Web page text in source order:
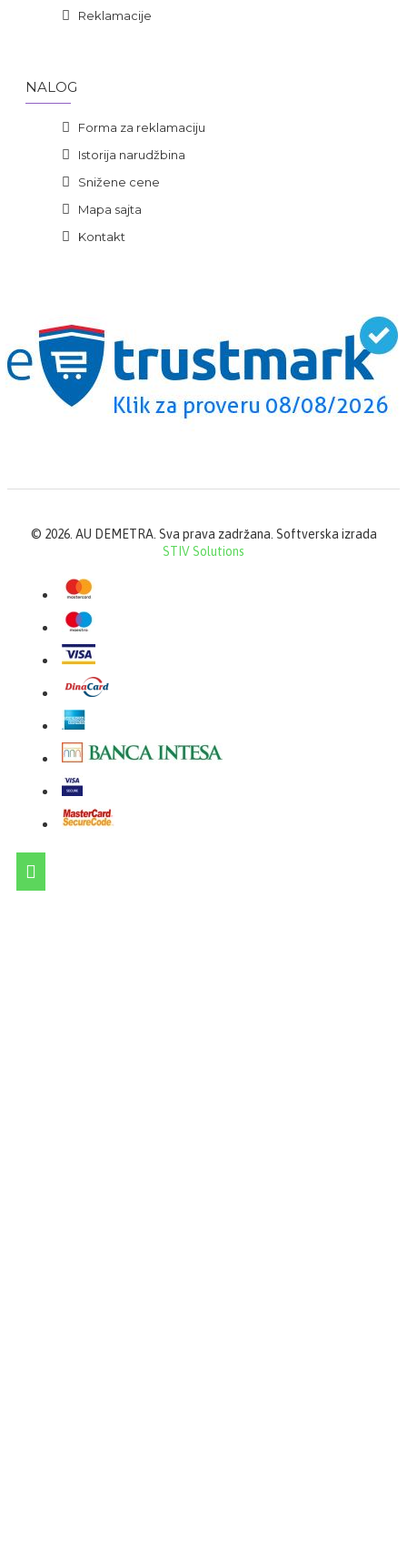
Reklamacije
NALOG
Forma za reklamaciju
Istorija narudžbina
Snižene cene
Mapa sajta
Kontakt
© 2026. AU DEMETRA. Sva prava zadržana. Softverska izrada
STIV Solutions